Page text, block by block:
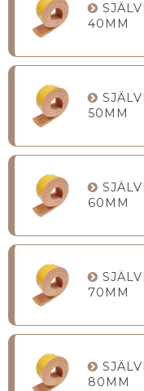
40MM
50MM
60MM
70MM
80MM